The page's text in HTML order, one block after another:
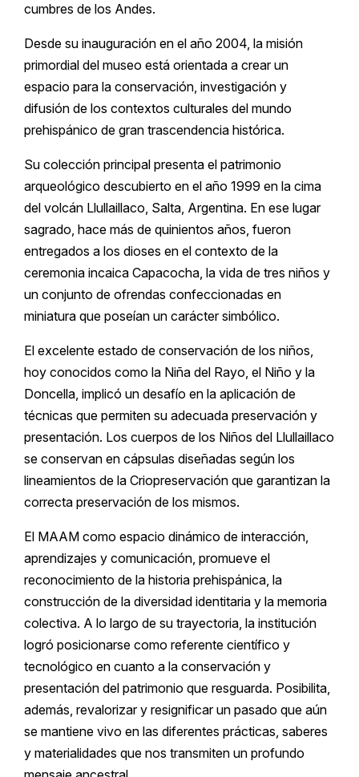
cumbres de los Andes.
Desde su inauguración en el año 2004, la misión
primordial del museo está orientada a crear un
espacio para la conservación, investigación y
difusión de los contextos culturales del mundo
prehispánico de gran trascendencia histórica.
Su colección principal presenta el patrimonio
arqueológico descubierto en el año 1999 en la cima
del volcán Llullaillaco, Salta, Argentina. En ese lugar
sagrado, hace más de quinientos años, fueron
entregados a los dioses en el contexto de la
ceremonia incaica Capacocha, la vida de tres niños y
un conjunto de ofrendas confeccionadas en
miniatura que poseían un carácter simbólico.
El excelente estado de conservación de los niños,
hoy conocidos como la Niña del Rayo, el Niño y la
Doncella, implicó un desafío en la aplicación de
técnicas que permiten su adecuada preservación y
presentación. Los cuerpos de los Niños del Llullaillaco
se conservan en cápsulas diseñadas según los
lineamientos de la Criopreservación que garantizan la
correcta preservación de los mismos.
El MAAM como espacio dinámico de interacción,
aprendizajes y comunicación, promueve el
reconocimiento de la historia prehispánica, la
construcción de la diversidad identitaria y la memoria
colectiva. A lo largo de su trayectoria, la institución
logró posicionarse como referente científico y
tecnológico en cuanto a la conservación y
presentación del patrimonio que resguarda. Posibilita,
además, revalorizar y resignificar un pasado que aún
se mantiene vivo en las diferentes prácticas, saberes
y materialidades que nos transmiten un profundo